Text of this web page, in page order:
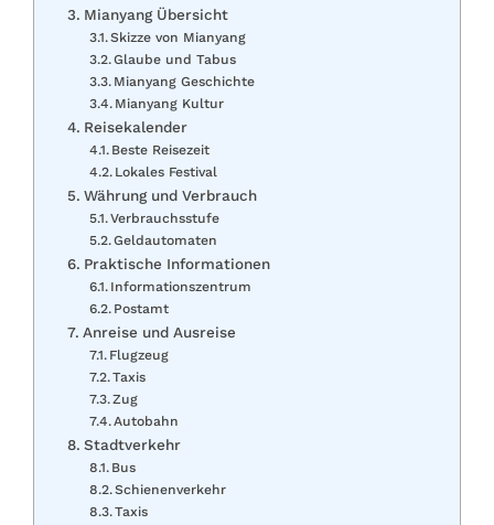
Mianyang Übersicht
Skizze von Mianyang
Glaube und Tabus
Mianyang Geschichte
Mianyang Kultur
Reisekalender
Beste Reisezeit
Lokales Festival
Währung und Verbrauch
Verbrauchsstufe
Geldautomaten
Praktische Informationen
Informationszentrum
Postamt
Anreise und Ausreise
Flugzeug
Taxis
Zug
Autobahn
Stadtverkehr
Bus
Schienenverkehr
Taxis